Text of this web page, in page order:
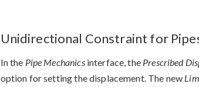
Unidirectional Constraint for
In the Pipe Mechanicsinterface, the Prescribed
option for setting the displacement. The new